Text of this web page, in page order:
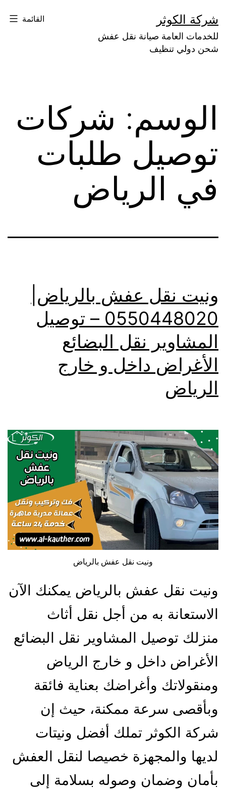
إلى
المحتوى
شركة الكوثر
للخدمات العامة صيانة نقل عفش
شحن دولي تنظيف
القائمة
الوسم: شركات
توصيل طلبات
في الرياض
ونيت نقل عفش بالرياض|
0550448020 – توصيل
المشاوير نقل البضائع
الأغراض داخل و خارج
الرياض
ونيت نقل عفش بالرياض
ونيت نقل عفش بالرياض يمكنك الآن
الاستعانة به من أجل نقل أثاث
منزلك توصيل المشاوير نقل البضائع
الأغراض داخل و خارج الرياض
ومنقولاتك وأغراضك بعناية فائقة
وبأقصى سرعة ممكنة، حيث إن
شركة الكوثر تملك أفضل ونيتات
لديها والمجهزة خصيصا لنقل العفش
بأمان وضمان وصوله بسلامة إلى